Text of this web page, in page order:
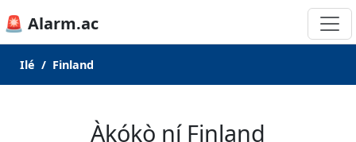
🚨 Alarm.ac
Ilé Finland
Àkókò ní Finland